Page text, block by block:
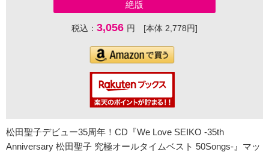
絶版
税込： 3,056 円 [本体 2,778円]
松田聖子デビュー35周年！CD『We Love SEIKO -35th
Anniversary 松田聖子 究極オールタイムベスト 50Songs-』マッ